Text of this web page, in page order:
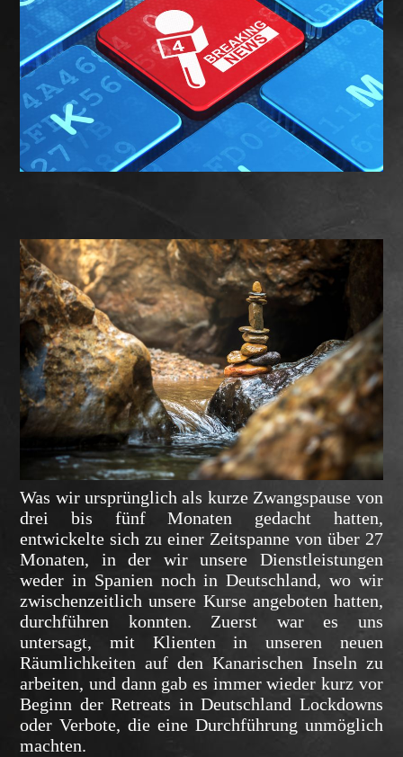
Was wir ursprünglich als kurze Zwangspause von
drei bis fünf Monaten gedacht hatten,
entwickelte sich zu einer Zeitspanne von über 27
Monaten, in der wir unsere Dienstleistungen
weder in Spanien noch in Deutschland, wo wir
zwischenzeitlich unsere Kurse angeboten hatten,
durchführen konnten. Zuerst war es uns
untersagt, mit Klienten in unseren neuen
Räumlichkeiten auf den Kanarischen Inseln zu
arbeiten, und dann gab es immer wieder kurz vor
Beginn der Retreats in Deutschland Lockdowns
oder Verbote, die eine Durchführung unmöglich
machten.